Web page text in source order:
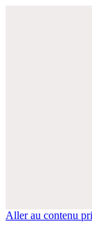
Aller au contenu